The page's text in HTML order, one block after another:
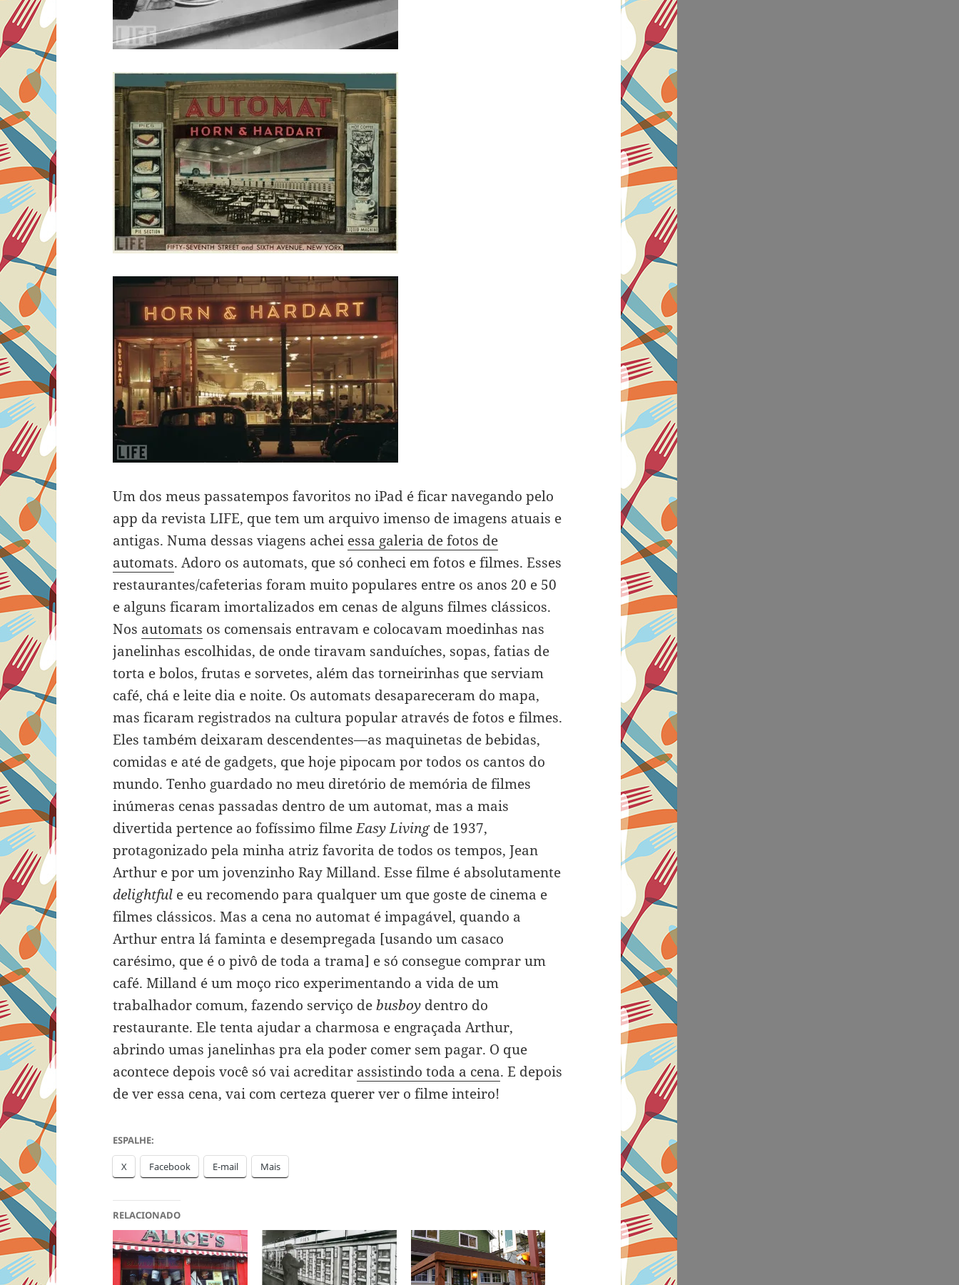
Um dos meus passatempos favoritos no iPad é ficar navegando pelo
app da revista LIFE, que tem um arquivo imenso de imagens atuais e
antigas. Numa dessas viagens achei essa galeria de fotos de
automats. Adoro os automats, que só conheci em fotos e filmes. Esses
restaurantes/cafeterias foram muito populares entre os anos 20 e 50
e alguns ficaram imortalizados em cenas de alguns filmes clássicos.
Nos automats os comensais entravam e colocavam moedinhas nas
janelinhas escolhidas, de onde tiravam sanduíches, sopas, fatias de
torta e bolos, frutas e sorvetes, além das torneirinhas que serviam
café, chá e leite dia e noite. Os automats desapareceram do mapa,
mas ficaram registrados na cultura popular através de fotos e filmes.
Eles também deixaram descendentes—as maquinetas de bebidas,
comidas e até de gadgets, que hoje pipocam por todos os cantos do
mundo. Tenho guardado no meu diretório de memória de filmes
inúmeras cenas passadas dentro de um automat, mas a mais
divertida pertence ao fofíssimo filmeEasy Livingde 1937,
protagonizado pela minha atriz favorita de todos os tempos, Jean
Arthur e por um jovenzinho Ray Milland. Esse filme é absolutamente
delightful e eu recomendo para qualquer um que goste de cinema e
filmes clássicos. Mas a cena no automat é impagável, quando a
Arthur entra lá faminta e desempregada [usando um casaco
carésimo, que é o pivô de toda a trama] e só consegue comprar um
café. Milland é um moço rico experimentando a vida de um
trabalhador comum, fazendo serviço debusboy dentro do
restaurante. Ele tenta ajudar a charmosa e engraçada Arthur,
abrindo umas janelinhas pra ela poder comer sem pagar. O que
acontece depois você só vai acreditar assistindo toda a cena. E depois
de ver essa cena, vai com certeza querer ver o filme inteiro!
ESPALHE:
X Facebook E-mail Mais
RELACIONADO